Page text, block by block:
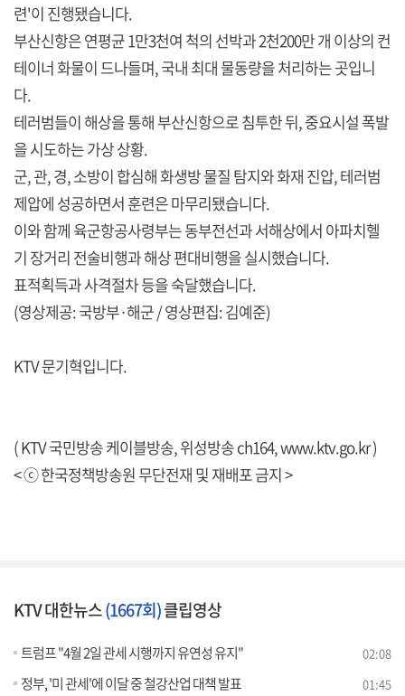
련'이 진행됐습니다.
부산신항은 연평균 1만3천여 척의 선박과 2천200만 개 이상의 컨
테이너 화물이 드나들며, 국내 최대 물동량을 처리하는 곳입니
다.
테러범들이 해상을 통해 부산신항으로 침투한 뒤, 중요시설 폭발
을 시도하는 가상 상황.
군, 관, 경, 소방이 합심해 화생방 물질 탐지와 화재 진압, 테러범
제압에 성공하면서 훈련은 마무리됐습니다.
이와 함께 육군항공사령부는 동부전선과 서해상에서 아파치헬
기 장거리 전술비행과 해상 편대비행을 실시했습니다.
표적획득과 사격절차 등을 숙달했습니다.
(영상제공: 국방부·해군 / 영상편집: 김예준)
KTV 문기혁입니다.
( KTV 국민방송 케이블방송, 위성방송 ch164,www.ktv.go.kr)
< ⓒ 한국정책방송원 무단전재 및 재배포 금지 >
KTV 대한뉴스(1667회)클립영상
트럼프 "4월 2일 관세 시행까지 유연성 유지" 02:08
정부, '미 관세'에 이달 중 철강산업 대책 발표 01:45